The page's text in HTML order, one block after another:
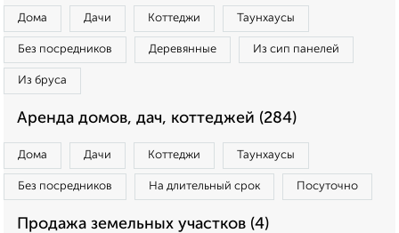
Дома Дачи Коттеджи Таунхаусы
Без посредников Деревянные Из сип панелей
Из бруса
Аренда домов, дач, коттеджей (284)
Дома Дачи Коттеджи Таунхаусы
Без посредников На длительный срок Посуточно
Продажа земельных участков (4)